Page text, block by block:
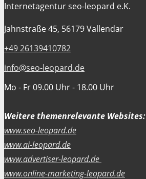
Internetagentur seo-leopard e.K.
Jahnstraße 45, 56179 Vallendar
+49 26139410782
info@seo-leopard.de
Mo - Fr 09.00 Uhr - 18.00 Uhr
Weitere themenrelevante Websites:
www.seo-leopard.de
www.ai-leopard.de
www.advertiser-leopard.de
www.online-marketing-leopard.de